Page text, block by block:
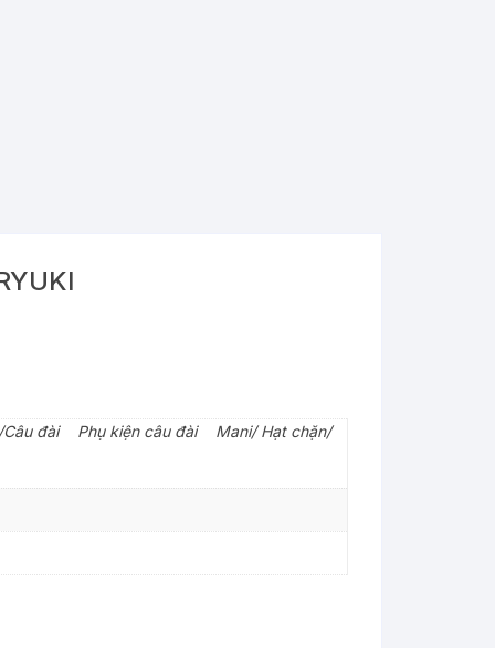
đài Phụ kiện câu đài Mani/ Hạt chặn/